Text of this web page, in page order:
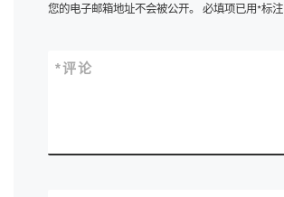
您的电子邮箱地址不会被公开。 必填项已用*标注
评论
*